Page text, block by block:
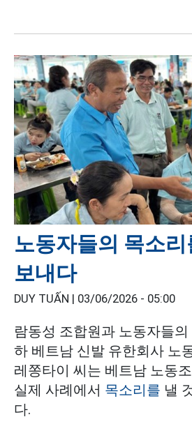
노동자들의 목소리
보내다
DUY TUẤN | 03/06/2026 - 05:00
람동성 조합원과 노동자들
하 베트남 신발 유한회사 노
레쫑타이 씨는 베트남 노동
실제 사례에서 목소리를 낼
다.